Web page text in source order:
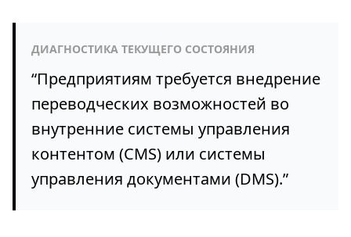
ДИАГНОСТИКА ТЕКУЩЕГО СОСТОЯНИЯ
“Предприятиям требуется внедрение
переводческих возможностей во
внутренние системы управления
контентом (CMS) или системы
управления документами (DMS).”